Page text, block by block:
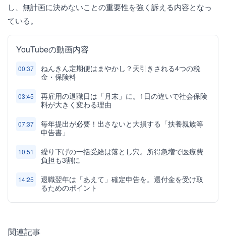
し、無計画に決めないことの重要性を強く訴える内容となっ
ている。
YouTubeの動画内容
00:37
ねんきん定期便はまやかし？天引きされる4つの税
金・保険料
03:45
再雇用の退職日は「月末」に。1日の違いで社会保険
料が大きく変わる理由
07:37
毎年提出が必要！出さないと大損する「扶養親族等
申告書」
10:51
繰り下げの一括受給は落とし穴。所得急増で医療費
負担も3割に
14:25
退職翌年は「あえて」確定申告を。還付金を受け取
るためのポイント
関連記事